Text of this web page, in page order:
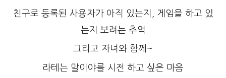
친구로 등록된 사용자가 아직 있는지, 게임을 하고 있
는지 보려는 추억
그리고 자녀와 함께~
라테는 말이야를 시전 하고 싶은 마음